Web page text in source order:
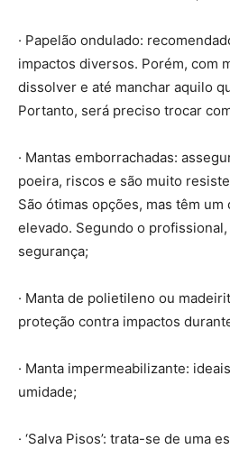
· Papelão ondulado:
impactos diversos. Porém, com
dissolver e até manchar aquilo
Portanto, será preciso trocar
· Mantas emborrachadas:
poeira, riscos e são muito
São ótimas opções, mas têm
elevado. Segundo o
segurança;
· Manta de polietileno ou
proteção contra impactos
· Manta impermeabilizante:
umidade;
· ‘Salva Pisos’: trata-se de uma